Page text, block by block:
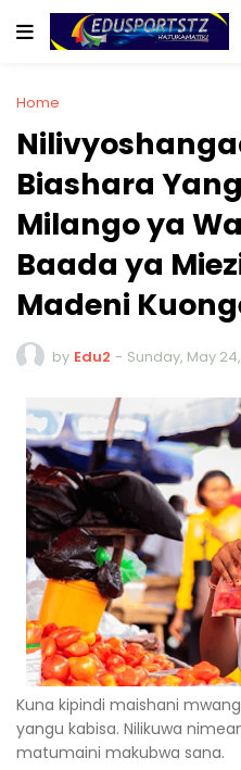
Home
Biashara
Milango ya
Baada ya
Madeni
by Edu2 - Sunday, May
Kuna kipindi maishani
yangu kabisa. Nilikuwa
matumaini makubwa sana.